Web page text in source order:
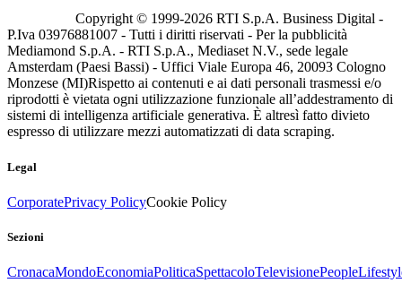
Copyright © 1999-2026 RTI S.p.A. Business Digital -
P.Iva 03976881007 - Tutti i diritti riservati - Per la pubblicità
Mediamond S.p.A. - RTI S.p.A., Mediaset N.V., sede legale
Amsterdam (Paesi Bassi) - Uffici Viale Europa 46, 20093 Cologno
Monzese (MI)Rispetto ai contenuti e ai dati personali trasmessi e/o
riprodotti è vietata ogni utilizzazione funzionale all’addestramento di
sistemi di intelligenza artificiale generativa. È altresì fatto divieto
espresso di utilizzare mezzi automatizzati di data scraping.
Legal
CorporatePrivacy PolicyCookie Policy
Sezioni
CronacaMondoEconomiaPoliticaSpettacoloTelevisionePeople